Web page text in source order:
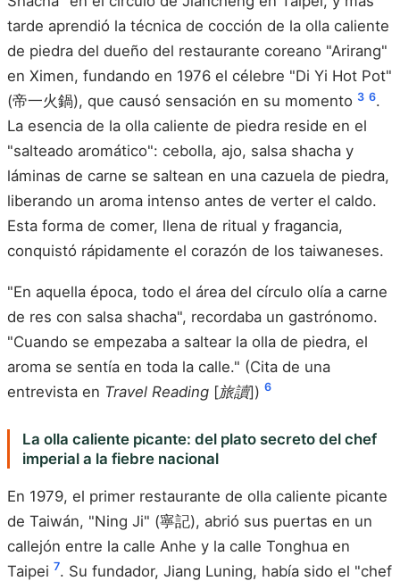
tarde aprendió la técnica de cocción de la olla caliente
de piedra del dueño del restaurante coreano "Arirang"
en Ximen, fundando en 1976 el célebre "Di Yi Hot Pot"
(帝一火鍋), que causó sensación en su momento 3 6.
La esencia de la olla caliente de piedra reside en el
"salteado aromático": cebolla, ajo, salsa shacha y
láminas de carne se saltean en una cazuela de piedra,
liberando un aroma intenso antes de verter el caldo.
Esta forma de comer, llena de ritual y fragancia,
conquistó rápidamente el corazón de los taiwaneses.
"En aquella época, todo el área del círculo olía a carne
de res con salsa shacha", recordaba un gastrónomo.
"Cuando se empezaba a saltear la olla de piedra, el
aroma se sentía en toda la calle." (Cita de una
entrevista en Travel Reading [旅讀]) 6
La olla caliente picante: del plato secreto del chef
imperial a la fiebre nacional
En 1979, el primer restaurante de olla caliente picante
de Taiwán, "Ning Ji" (寧記), abrió sus puertas en un
callejón entre la calle Anhe y la calle Tonghua en
Taipei 7. Su fundador, Jiang Luning, había sido el "chef